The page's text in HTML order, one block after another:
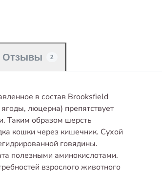
Отзывы 2
в состав Brooksfield
люцерна) препятствует
Таким образом шерсть
кошки через кишечник. Сухой
говядины.
полезными аминокислотами.
взрослого животного